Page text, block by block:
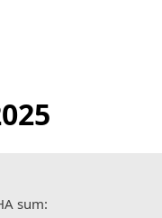
sum: